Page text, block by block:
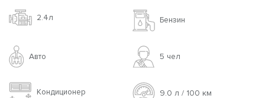
2.4л Бензин
Авто 5 чел
Кондиционер 9.0 л / 100 км